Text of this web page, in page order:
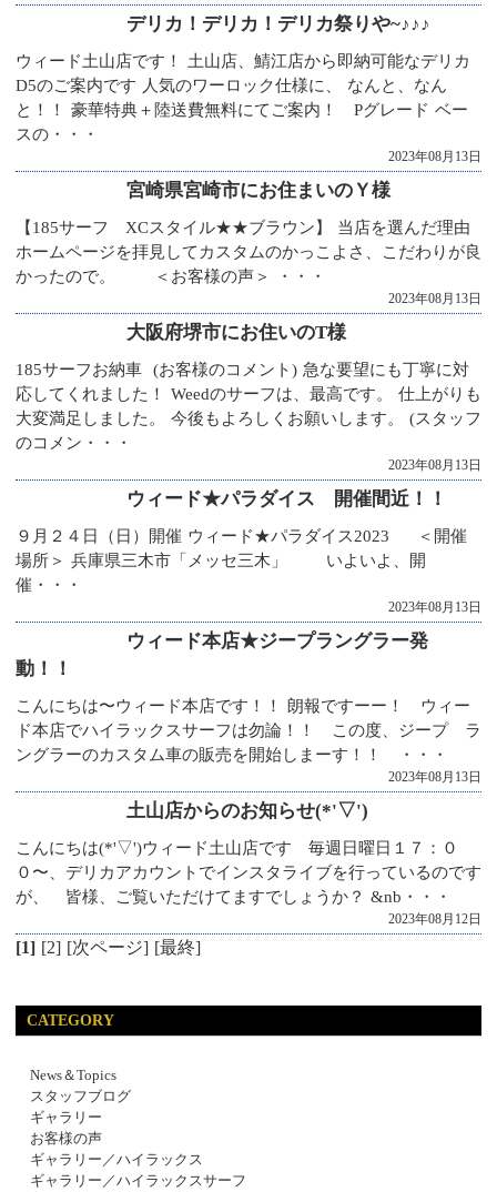
デリカ！デリカ！デリカ祭りや~♪♪♪
ウィード土山店です！ 土山店、鯖江店から即納可能なデリカ
D5のご案内です 人気のワーロック仕様に、 なんと、なん
と！！ 豪華特典＋陸送費無料にてご案内！ Pグレード ベー
スの・・・
2023年08月13日
宮崎県宮崎市にお住まいのＹ様
【185サーフ XCスタイル★★ブラウン】 当店を選んだ理由
ホームページを拝見してカスタムのかっこよさ、こだわりが良
かったので。 ＜お客様の声＞ ・・・
2023年08月13日
大阪府堺市にお住いのT様
185サーフお納車 (お客様のコメント) 急な要望にも丁寧に対
応してくれました！ Weedのサーフは、最高です。 仕上がりも
大変満足しました。 今後もよろしくお願いします。 (スタッフ
のコメン・・・
2023年08月13日
ウィード★パラダイス 開催間近！！
９月２４日（日）開催 ウィード★パラダイス2023 ＜開催
場所＞ 兵庫県三木市「メッセ三木」 いよいよ、開
催・・・
2023年08月13日
ウィード本店★ジープラングラー発
動！！
こんにちは〜ウィード本店です！！ 朗報ですーー！ ウィー
ド本店でハイラックスサーフは勿論！！ この度、ジープ ラ
ングラーのカスタム車の販売を開始しまーす！！ ・・・
2023年08月13日
土山店からのお知らせ(*'▽')
こんにちは(*'▽')ウィード土山店です 毎週日曜日１７：０
０〜、デリカアカウントでインスタライブを行っているのです
が、 皆様、ご覧いただけてますでしょうか？ &nb・・・
2023年08月12日
[1] [2] [次ページ] [最終]
CATEGORY
News＆Topics
スタッフブログ
ギャラリー
お客様の声
ギャラリー／ハイラックス
ギャラリー／ハイラックスサーフ